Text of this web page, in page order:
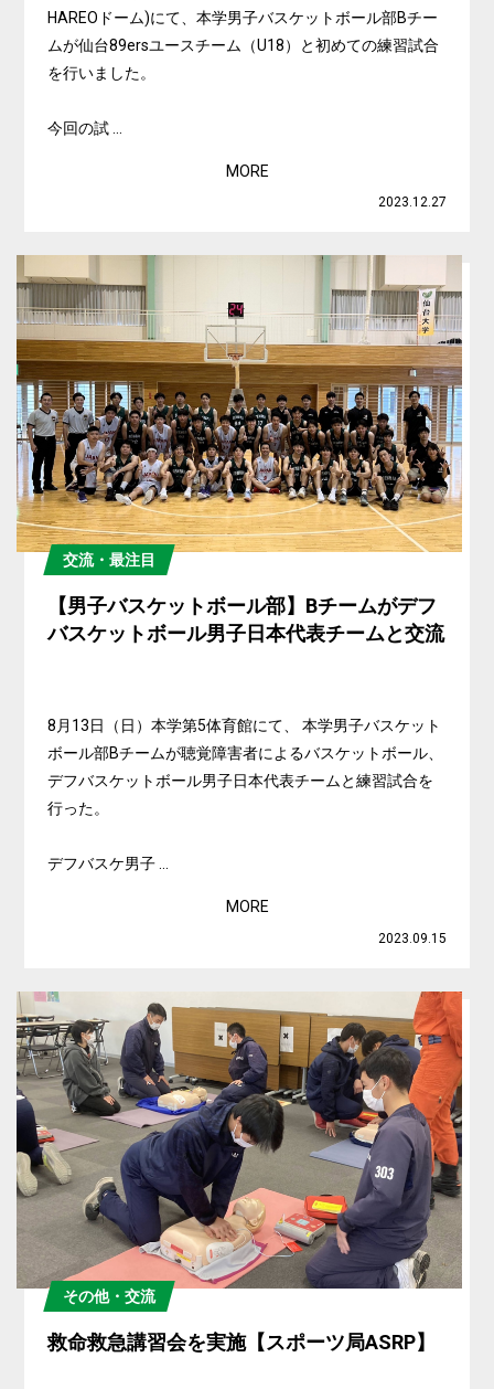
HAREOドーム)にて、本学男子バスケットボール部Bチー
ムが仙台89ersユースチーム（U18）と初めての練習試合
を行いました。
今回の試 ...
MORE
2023.12.27
交流・最注目
【男子バスケットボール部】Bチームがデフ
バスケットボール男子日本代表チームと交流
8月13日（日）本学第5体育館にて、 本学男子バスケット
ボール部Bチームが聴覚障害者によるバスケットボール、
デフバスケットボール男子日本代表チームと練習試合を
行った。
デフバスケ男子 ...
MORE
2023.09.15
その他・交流
救命救急講習会を実施【スポーツ局ASRP】